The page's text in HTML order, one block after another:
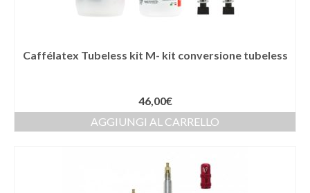
Caffélatex Tubeless kit M- kit conversione tubeless
46,00€
AGGIUNGI AL CARRELLO